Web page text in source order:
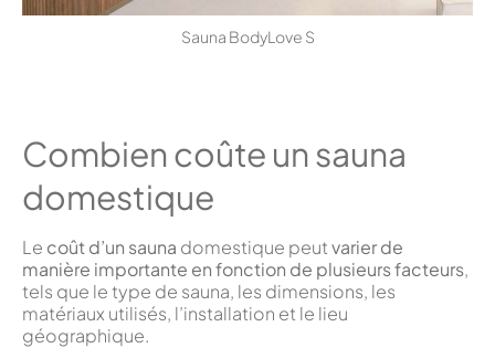
Sauna BodyLove S
Combien coûte un sauna
domestique
Le coût d’un sauna domestique peutvarier de
manière importante en fonction de plusieurs facteurs,
tels que le type de sauna, les dimensions, les
matériaux utilisés, l’installation et le lieu
géographique.